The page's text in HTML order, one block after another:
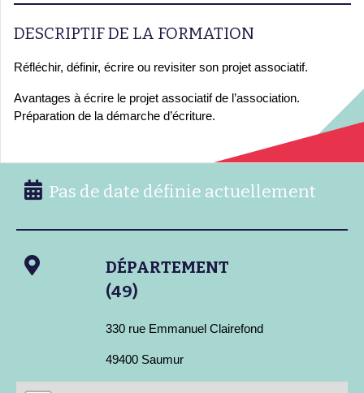
DESCRIPTIF DE LA FORMATION
Réfléchir, définir, écrire ou revisiter son projet associatif.
Avantages à écrire le projet associatif de l’association.
Préparation de la démarche d’écriture.
Pas de date définie actuellement
DÉPARTEMENT
(49)
330 rue Emmanuel Clairefond
49400 Saumur